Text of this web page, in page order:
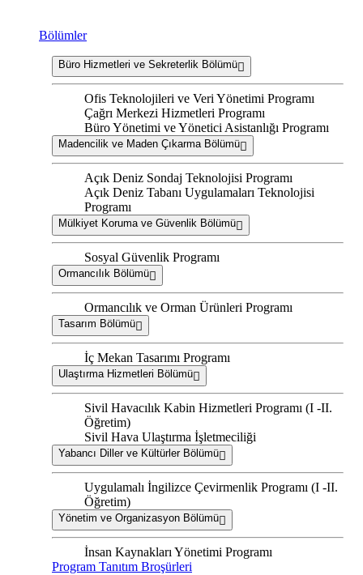
Bölümler
Büro Hizmetleri ve Sekreterlik Bölümü
Ofis Teknolojileri ve Veri Yönetimi Programı
Çağrı Merkezi Hizmetleri Programı
Büro Yönetimi ve Yönetici Asistanlığı Programı
Madencilik ve Maden Çıkarma Bölümü
Açık Deniz Sondaj Teknolojisi Programı
Açık Deniz Tabanı Uygulamaları Teknolojisi
Programı
Mülkiyet Koruma ve Güvenlik Bölümü
Sosyal Güvenlik Programı
Ormancılık Bölümü
Ormancılık ve Orman Ürünleri Programı
Tasarım Bölümü
İç Mekan Tasarımı Programı
Ulaştırma Hizmetleri Bölümü
Sivil Havacılık Kabin Hizmetleri Programı (I -II.
Öğretim)
Sivil Hava Ulaştırma İşletmeciliği
Yabancı Diller ve Kültürler Bölümü
Uygulamalı İngilizce Çevirmenlik Programı (I -II.
Öğretim)
Yönetim ve Organizasyon Bölümü
İnsan Kaynakları Yönetimi Programı
Program Tanıtım Broşürleri